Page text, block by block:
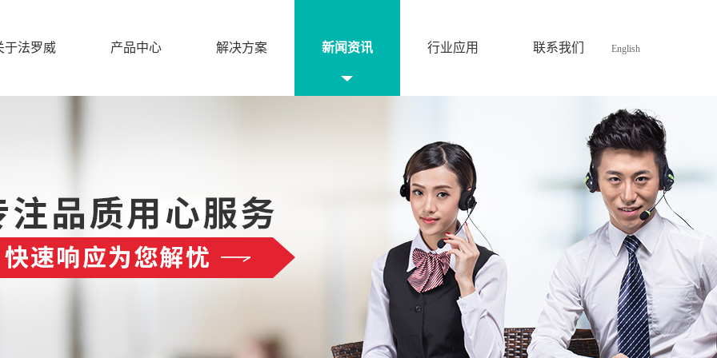
于法罗威 产品中心 解决方案 新闻资讯 行业应用 联系我们 English